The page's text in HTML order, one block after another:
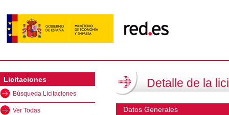
Licitaciones
Búsqueda Licitaciones
Ver Todas
Detalle de la
Datos Generales